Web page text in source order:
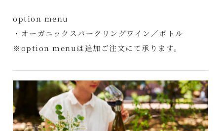
option menu
・オーガニックスパークリングワイン／ボトル
※option menuは追加ご注文にて承ります。